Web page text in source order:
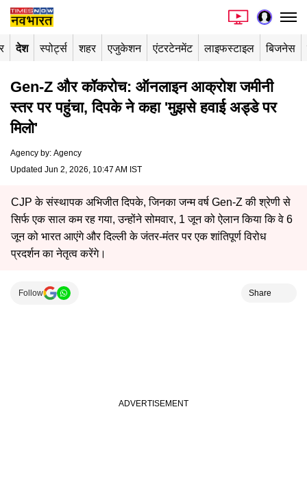
देश स्पोर्ट्स शहर एजुकेशन एंटरटेनमेंट लाइफस्टाइल बिजनेस
Gen-Z और कॉकरोच: ऑनलाइन आक्रोश जमीनी
स्तर पर पहुंचा, दिपके ने कहा 'मुझसे हवाई अड्डे पर
मिलो'
Agency by: Agency
Updated Jun 2, 2026, 10:47 AM IST
CJP के संस्थापक अभिजीत दिपके, जिनका जन्म वर्ष Gen-Z की श्रेणी से
सिर्फ एक साल कम रह गया, उन्होंने सोमवार, 1 जून को ऐलान किया कि वे 6
जून को भारत आएंगे और दिल्ली के जंतर-मंतर पर एक शांतिपूर्ण विरोध
प्रदर्शन का नेतृत्व करेंगे।
Follow Share